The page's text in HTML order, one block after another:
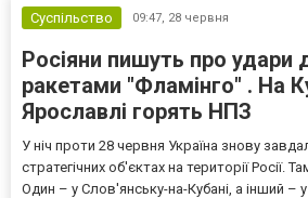
Суспільство 09:47, 28 червня
Росіяни пишуть про удари
ракетами "Фламінго" . На
Ярославлі горять НПЗ
У ніч проти 28 червня Україна знову
стратегічних об'єктах на території Росії.
Один – у Cлов'янську-на-Кубані, а інший –